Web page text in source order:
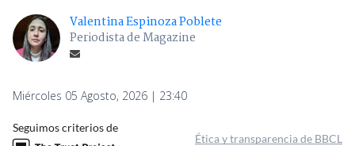
Valentina Espinoza Poblete
Periodista de Magazine
Miércoles 05 Agosto, 2026 | 23:40
Seguimos criterios de
Ética y transparencia de BBCL